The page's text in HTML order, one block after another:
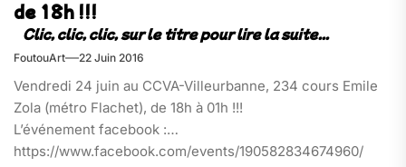
de 18h !!!
FoutouArt 22 Juin 2016
Vendredi 24 juin au CCVA-Villeurbanne, 234 cours Emile
Zola (métro Flachet), de 18h à 01h !!!
L’événement facebook :
https://www.facebook.com/events/190582834674960/